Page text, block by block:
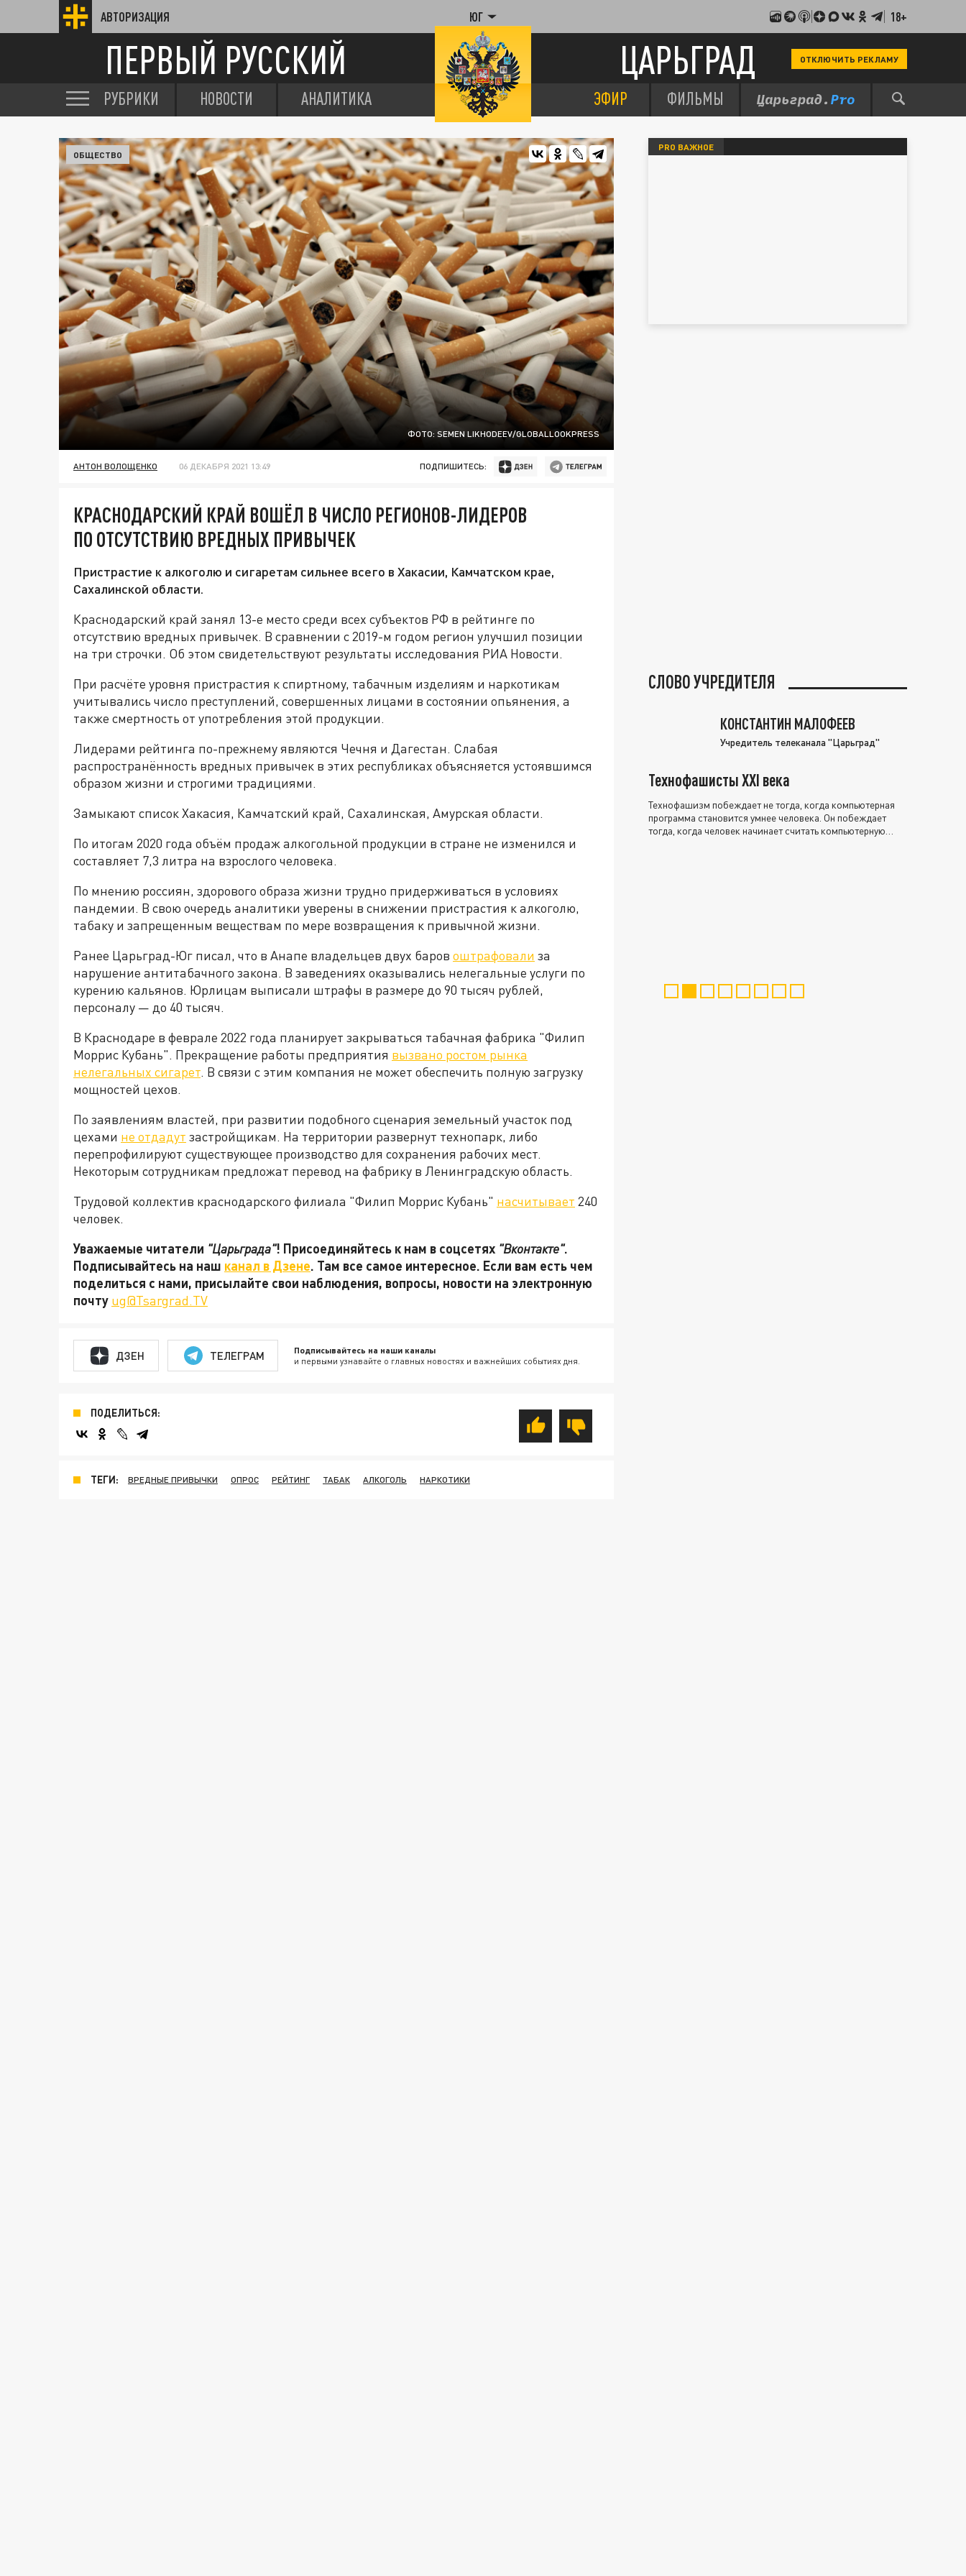
АВТОРИЗАЦИЯ ЮГ 18+
ПЕРВЫЙ РУССКИЙ ЦАРЬГРАД ОТКЛЮЧИТЬ РЕКЛАМУ
РУБРИКИ НОВОСТИ АНАЛИТИКА ЭФИР ФИЛЬМЫ
ФОТО: SEMEN LIKHODEEV/GLOBALLOOKPRESS
ОБЩЕСТВО
АНТОН ВОЛОЩЕНКО 06 ДЕКАБРЯ 2021 13:49 ПОДПИШИТЕСЬ:
КРАСНОДАРСКИЙ КРАЙ ВОШЁЛ В ЧИСЛО РЕГИОНОВ-ЛИДЕРОВ
ПО ОТСУТСТВИЮ ВРЕДНЫХ ПРИВЫЧЕК
Пристрастие к алкоголю и сигаретам сильнее всего в Хакасии, Камчатском крае,
Сахалинской области.
Краснодарский край занял 13-е место среди всех субъектов РФ в рейтинге по
отсутствию вредных привычек. В сравнении с 2019-м годом регион улучшил позиции
на три строчки. Об этом свидетельствуют результаты исследования РИА Новости.
При расчёте уровня пристрастия к спиртному, табачным изделиям и наркотикам
учитывались число преступлений, совершенных лицами в состоянии опьянения, а
также смертность от употребления этой продукции.
Лидерами рейтинга по-прежнему являются Чечня и Дагестан. Слабая
распространённость вредных привычек в этих республиках объясняется устоявшимся
образом жизни и строгими традициями.
Замыкают список Хакасия, Камчатский край, Сахалинская, Амурская области.
По итогам 2020 года объём продаж алкогольной продукции в стране не изменился и
составляет 7,3 литра на взрослого человека.
По мнению россиян, здорового образа жизни трудно придерживаться в условиях
пандемии. В свою очередь аналитики уверены в снижении пристрастия к алкоголю,
табаку и запрещенным веществам по мере возвращения к привычной жизни.
Ранее Царьград-Юг писал, что в Анапе владельцев двух баров оштрафовали за
нарушение антитабачного закона. В заведениях оказывались нелегальные услуги по
курению кальянов. Юрлицам выписали штрафы в размере до 90 тысяч рублей,
персоналу — до 40 тысяч.
В Краснодаре в феврале 2022 года планирует закрываться табачная фабрика "Филип
Моррис Кубань". Прекращение работы предприятия вызвано ростом рынка
нелегальных сигарет. В связи с этим компания не может обеспечить полную загрузку
мощностей цехов.
По заявлениям властей, при развитии подобного сценария земельный участок под
цехами не отдадут застройщикам. На территории развернут технопарк, либо
перепрофилируют существующее производство для сохранения рабочих мест.
Некоторым сотрудникам предложат перевод на фабрику в Ленинградскую область.
Трудовой коллектив краснодарского филиала "Филип Моррис Кубань" насчитывает 240
человек.
Уважаемые читатели "Царьграда"! Присоединяйтесь к нам в соцсетях "Вконтакте".
Подписывайтесь на наш канал в Дзене. Там все самое интересное. Если вам есть чем
поделиться с нами, присылайте свои наблюдения, вопросы, новости на электронную
почту ug@Tsargrad.TV
ДЗЕН ТЕЛЕГРАМ Подписывайтесь на наши каналы
и первыми узнавайте о главных новостях и важнейших событиях дня.
ПОДЕЛИТЬСЯ:
ТЕГИ: ВРЕДНЫЕ ПРИВЫЧКИ ОПРОС РЕЙТИНГ ТАБАК АЛКОГОЛЬ НАРКОТИКИ
PRO ВАЖНОЕ
СЛОВО УЧРЕДИТЕЛЯ
КОНСТАНТИН МАЛОФЕЕВ
Учредитель телеканала "Царьград"
Технофашисты XXI века
Технофашизм побеждает не тогда, когда компьютерная
программа становится умнее человека. Он побеждает
тогда, когда человек начинает считать компьютерную